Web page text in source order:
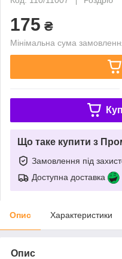
175 ₴
Мінімальна сума
Що таке купити з
Замовлення під
Доступна доставка
Опис Характеристики
Опис